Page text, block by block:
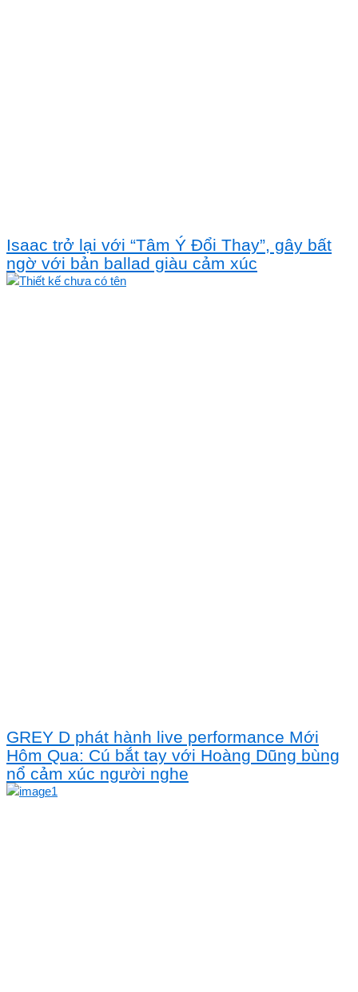
Isaac trở lại với “Tâm Ý Đổi Thay”, gây bất
ngờ với bản ballad giàu cảm xúc
GREY D phát hành live performance Mới
Hôm Qua: Cú bắt tay với Hoàng Dũng bùng
nổ cảm xúc người nghe